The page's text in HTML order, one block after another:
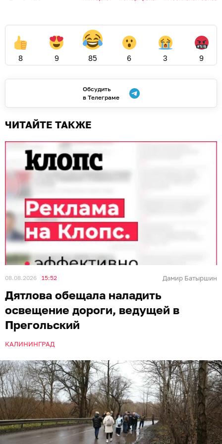
8 9 85 6 3 9
Обсудить
в Телеграме
ЧИТАЙТЕ ТАКЖЕ
08.08.2026 15:52 Дамир Батыршин
Дятлова обещала наладить
освещение дороги, ведущей в
Прегольский
КАЛИНИНГРАД